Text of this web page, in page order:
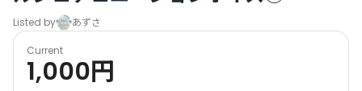
Listed by あずさ
Current
1,000円